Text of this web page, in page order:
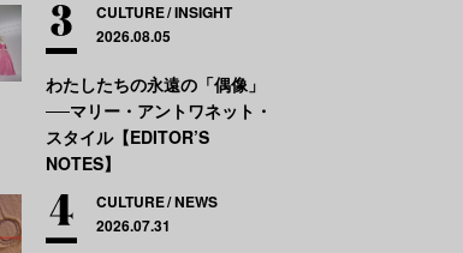
CULTURE INSIGHT
2026.08.05
わたしたちの永遠の「偶像」
──マリー・アントワネット・
スタイル【EDITOR’S
NOTES】
CULTURE NEWS
2026.07.31